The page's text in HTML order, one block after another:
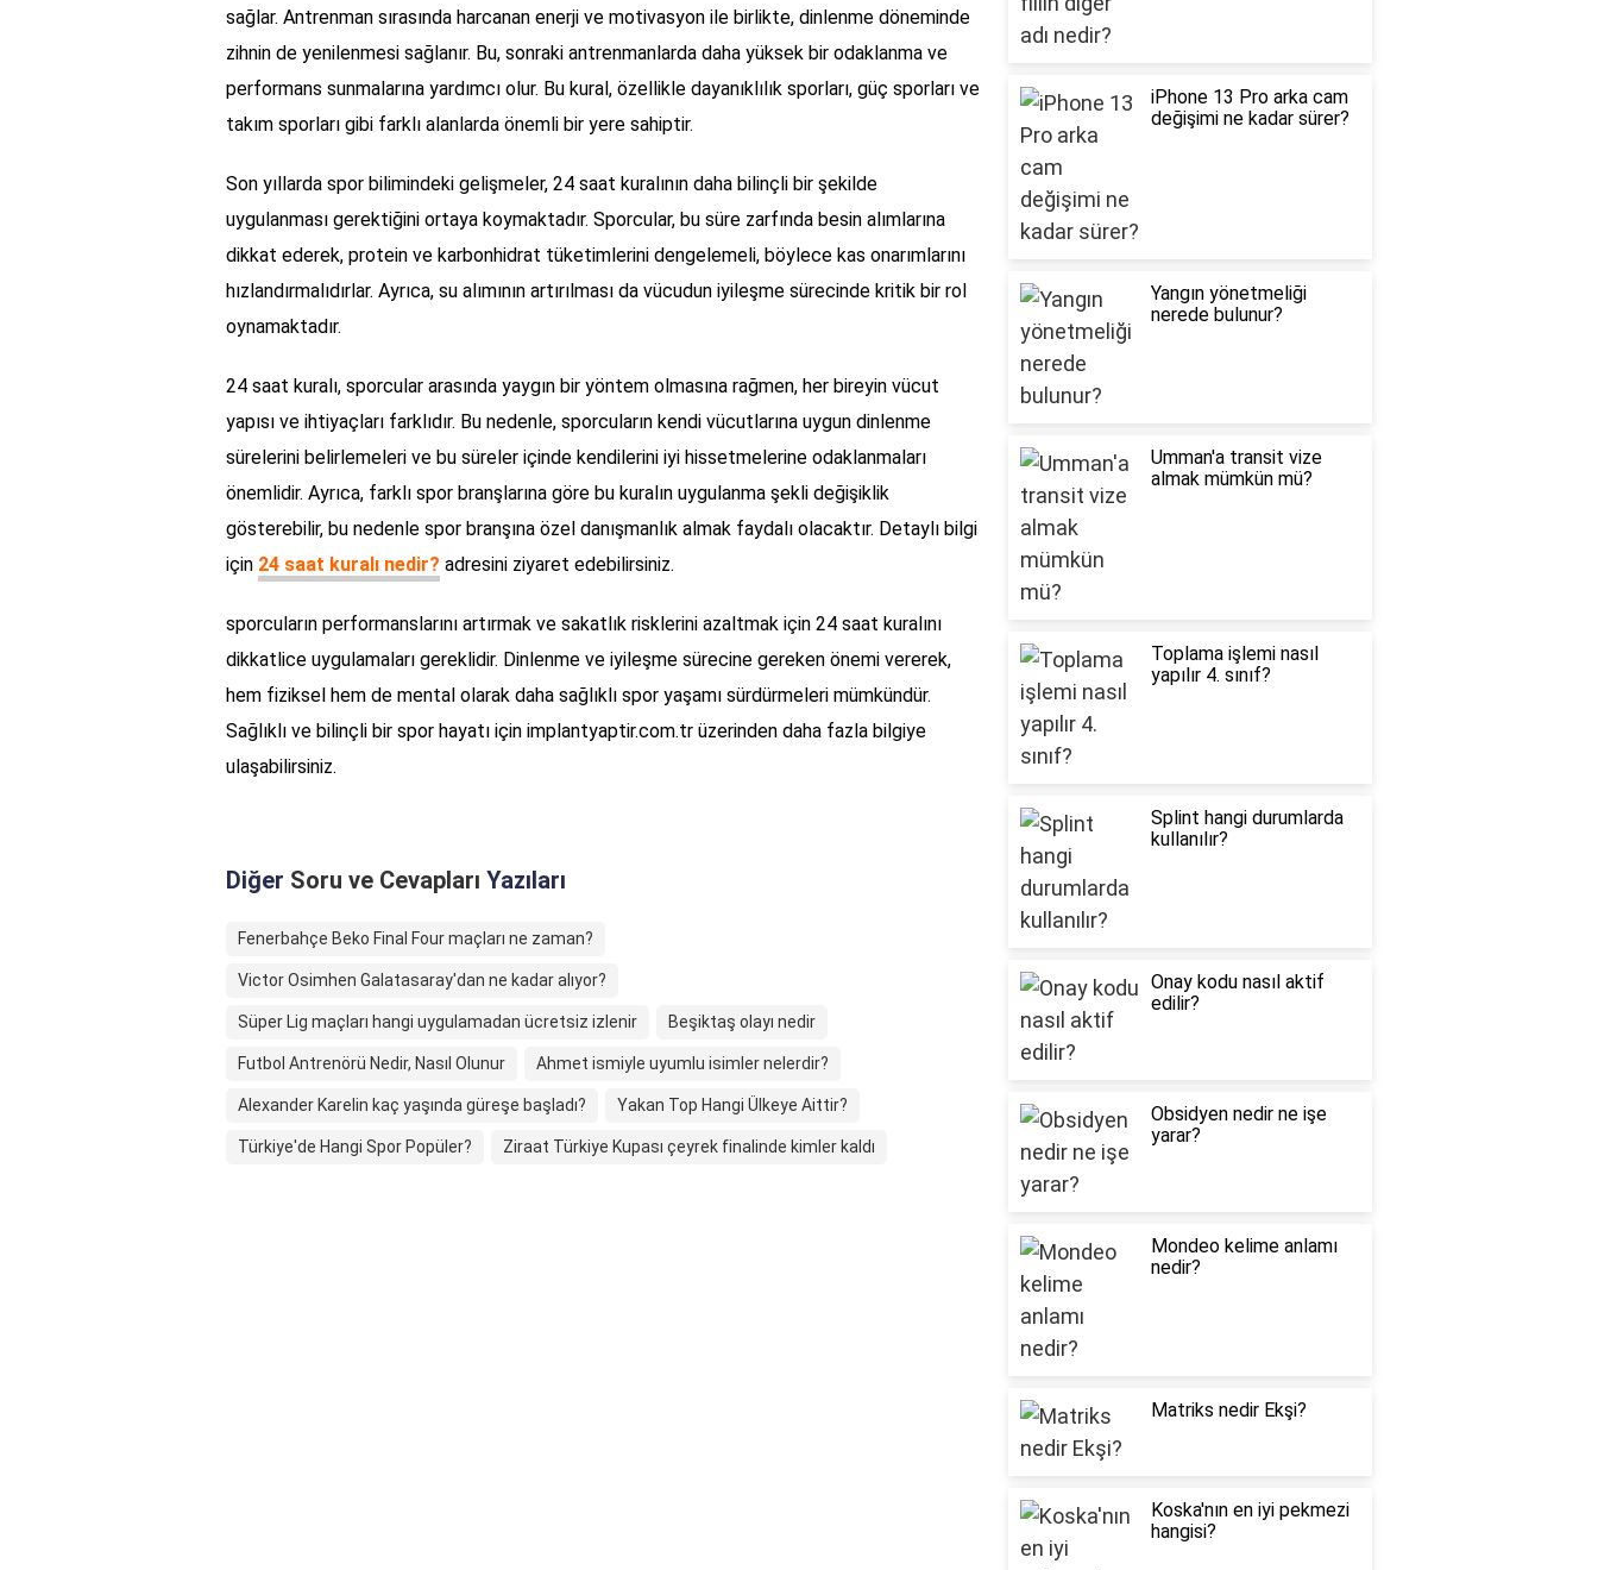
sağlar. Antrenman sırasında harcanan enerji ve motivasyon ile birlikte, dinlenme döneminde
zihnin de yenilenmesi sağlanır. Bu, sonraki antrenmanlarda daha yüksek bir odaklanma ve
performans sunmalarına yardımcı olur. Bu kural, özellikle dayanıklılık sporları, güç sporları ve
takım sporları gibi farklı alanlarda önemli bir yere sahiptir.
Son yıllarda spor bilimindeki gelişmeler, 24 saat kuralının daha bilinçli bir şekilde
uygulanması gerektiğini ortaya koymaktadır. Sporcular, bu süre zarfında besin alımlarına
dikkat ederek, protein ve karbonhidrat tüketimlerini dengelemeli, böylece kas onarımlarını
hızlandırmalıdırlar. Ayrıca, su alımının artırılması da vücudun iyileşme sürecinde kritik bir rol
oynamaktadır.
24 saat kuralı, sporcular arasında yaygın bir yöntem olmasına rağmen, her bireyin vücut
yapısı ve ihtiyaçları farklıdır. Bu nedenle, sporcuların kendi vücutlarına uygun dinlenme
sürelerini belirlemeleri ve bu süreler içinde kendilerini iyi hissetmelerine odaklanmaları
önemlidir. Ayrıca, farklı spor branşlarına göre bu kuralın uygulanma şekli değişiklik
gösterebilir, bu nedenle spor branşına özel danışmanlık almak faydalı olacaktır. Detaylı bilgi
için 24 saat kuralı nedir? adresini ziyaret edebilirsiniz.
sporcuların performanslarını artırmak ve sakatlık risklerini azaltmak için 24 saat kuralını
dikkatlice uygulamaları gereklidir. Dinlenme ve iyileşme sürecine gereken önemi vererek,
hem fiziksel hem de mental olarak daha sağlıklı spor yaşamı sürdürmeleri mümkündür.
Sağlıklı ve bilinçli bir spor hayatı için implantyaptir.com.tr üzerinden daha fazla bilgiye
ulaşabilirsiniz.
Diğer Soru ve Cevapları Yazıları
Fenerbahçe Beko Final Four maçları ne zaman?
Victor Osimhen Galatasaray'dan ne kadar alıyor?
Süper Lig maçları hangi uygulamadan ücretsiz izlenir Beşiktaş olayı nedir
Futbol Antrenörü Nedir, Nasıl Olunur Ahmet ismiyle uyumlu isimler nelerdir?
Alexander Karelin kaç yaşında güreşe başladı? Yakan Top Hangi Ülkeye Aittir?
Türkiye'de Hangi Spor Popüler? Ziraat Türkiye Kupası çeyrek finalinde kimler kaldı
iPhone 13 Pro arka cam
değişimi ne kadar sürer?
Yangın yönetmeliği
nerede bulunur?
Umman'a transit vize
almak mümkün mü?
Toplama işlemi nasıl
yapılır 4. sınıf?
Splint hangi durumlarda
kullanılır?
Onay kodu nasıl aktif
edilir?
Obsidyen nedir ne işe
yarar?
Mondeo kelime anlamı
nedir?
Matriks nedir Ekşi?
Koska'nın en iyi pekmezi
hangisi?